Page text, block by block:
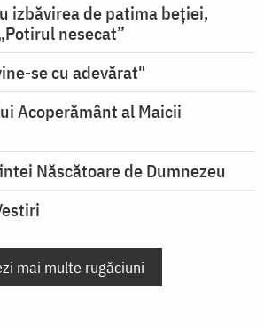
izbăvirea de patima beției,
nesecat”
se cu adevărat"
Acoperământ al Maicii
Născătoare de Dumnezeu
mai multe rugăciuni